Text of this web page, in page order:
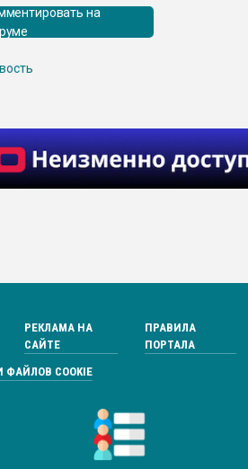
на
РЕКЛАМА НА
САЙТЕ
ПРАВИЛА
ПОРТАЛА
COOKIE